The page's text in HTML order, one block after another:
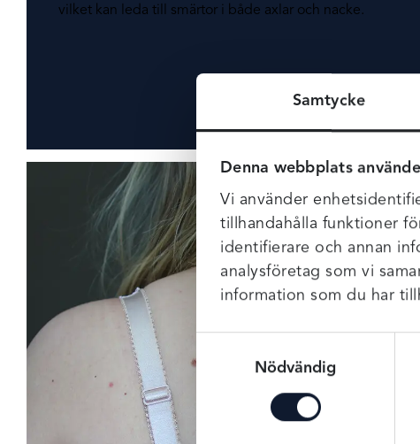
Samtycke
Denna webbplats
Vi använder
tillhandahålla funktioner
identifierare och annan
analysföretag som vi
information som du har
Nödvändig
vilket kan leda till smärtor i både axlar och nacke.